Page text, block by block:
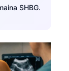
SHBG.